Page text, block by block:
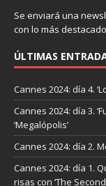
Se enviará una
con lo más
ÚLTIMAS
Cannes 2024: día 4.
Cannes 2024: día 3.
‘Megalópolis’
Cannes 2024: día 2.
Cannes 2024: día 1.
risas con ‘The